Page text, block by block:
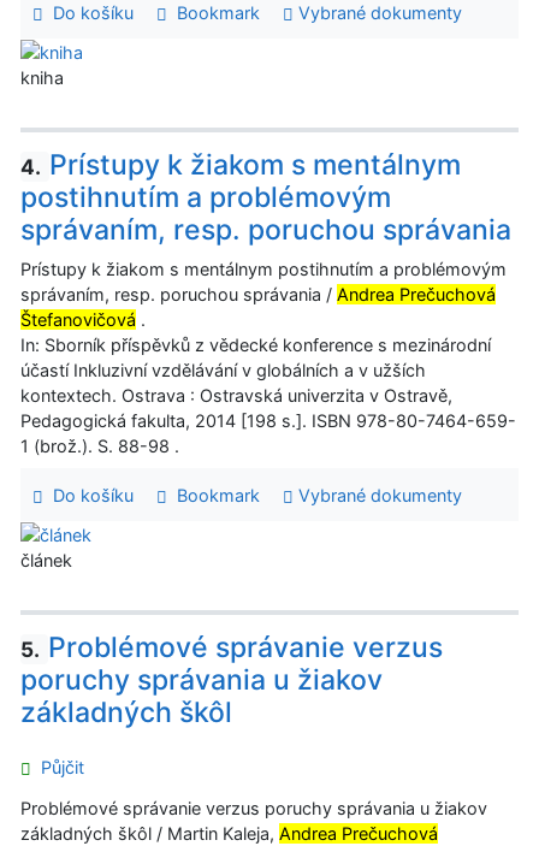
Do košíku Bookmark Vybrané dokumenty
kniha
4. Prístupy k žiakom s mentálnym
postihnutím a problémovým
správaním, resp. poruchou správania
Prístupy k žiakom s mentálnym postihnutím a problémovým
správaním, resp. poruchou správania / Andrea Prečuchová
Štefanovičová .
In: Sborník příspěvků z vědecké konference s mezinárodní
účastí Inkluzivní vzdělávání v globálních a v užších
kontextech. Ostrava : Ostravská univerzita v Ostravě,
Pedagogická fakulta, 2014 [198 s.]. ISBN 978-80-7464-659-
1 (brož.). S. 88-98 .
Do košíku Bookmark Vybrané dokumenty
článek
5. Problémové správanie verzus
poruchy správania u žiakov
základných škôl
Půjčit
Problémové správanie verzus poruchy správania u žiakov
základných škôl / Martin Kaleja, Andrea Prečuchová